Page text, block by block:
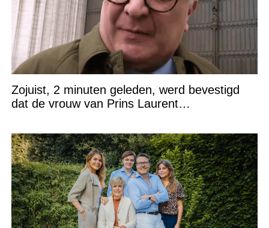
Zojuist, 2 minuten geleden, werd bevestigd
dat de vrouw van Prins Laurent…